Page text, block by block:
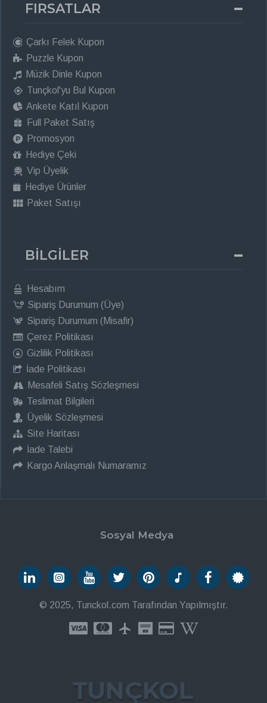
FIRSATLAR
Çarkı Felek Kupon
Puzzle Kupon
Müzik Dinle Kupon
Tunçkol'yu Bul Kupon
Ankete Katıl Kupon
Full Paket Satış
Promosyon
Hediye Çeki
Vip Üyelik
Hediye Ürünler
Paket Satışı
BİLGİLER
Hesabım
Sipariş Durumum (Üye)
Sipariş Durumum (Misafir)
Çerez Politikası
Gizlilik Politikası
İade Politikası
Mesafeli Satış Sözleşmesi
Teslimat Bilgileri
Üyelik Sözleşmesi
Site Haritası
İade Talebi
Kargo Anlaşmalı Numaramız
Sosyal Medya
© 2025, Tunckol.com Tarafından Yapılmıştır.
TUNÇKOL